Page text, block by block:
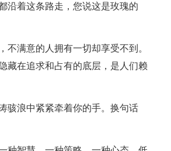
着这条路走，您说这是玫瑰的
满意的人拥有一切却享受不到。
藏在追求和占有的底层，是人们赖
浪中紧紧牵着你的手。换句话